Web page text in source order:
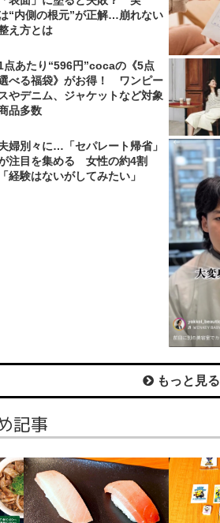
“内側の根元”が正解…崩れない
え方とは
点あたり“596円”cocaの《5点
べる福袋》がお得！ ワンピー
スやデニム、ジャケットなど対象
品多数
婦別々に…「セパレート帰省」
注目を集める 女性の約4割
「経験はないがしてみたい」
もっと見る
記事